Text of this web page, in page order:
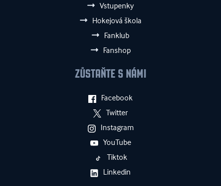
Vstupenky
Hokejová škola
Fanklub
Fanshop
ZŮSTAŇTE S NÁMI
Facebook
Twitter
Instagram
YouTube
Tiktok
Linkedin